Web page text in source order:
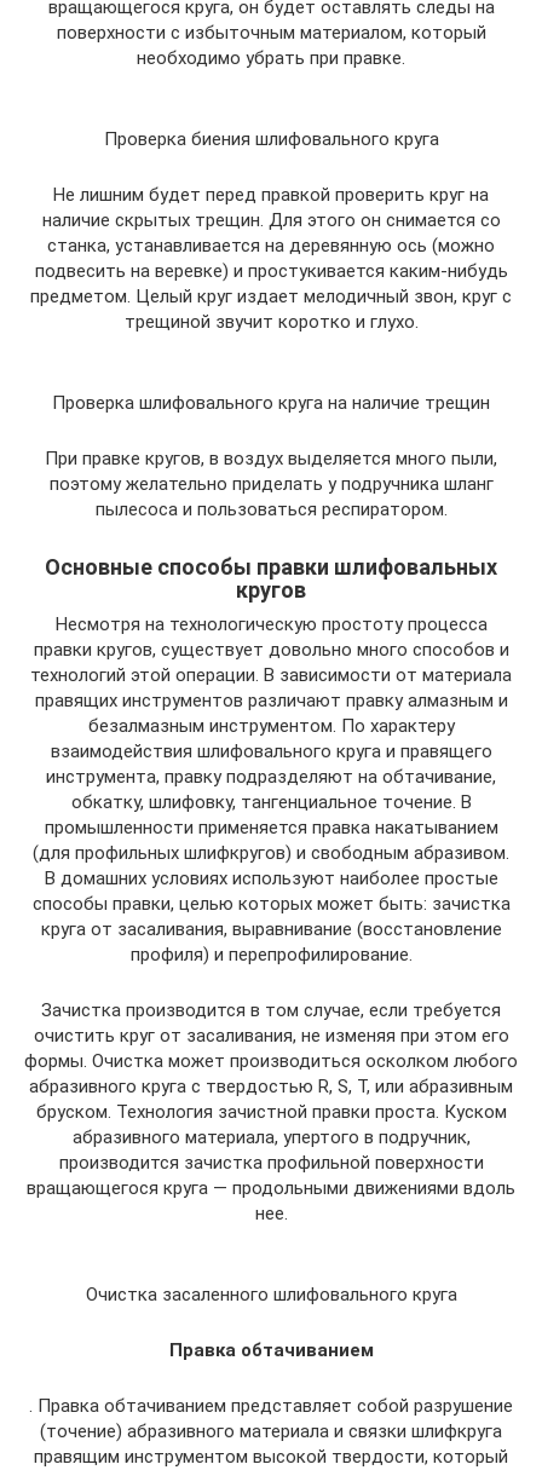
вращающегося круга, он будет оставлять следы на
поверхности с избыточным материалом, который
необходимо убрать при правке.
Проверка биения шлифовального круга
Не лишним будет перед правкой проверить круг на
наличие скрытых трещин. Для этого он снимается со
станка, устанавливается на деревянную ось (можно
подвесить на веревке) и простукивается каким-нибудь
предметом. Целый круг издает мелодичный звон, круг с
трещиной звучит коротко и глухо.
Проверка шлифовального круга на наличие трещин
При правке кругов, в воздух выделяется много пыли,
поэтому желательно приделать у подручника шланг
пылесоса и пользоваться респиратором.
Основные способы правки шлифовальных
кругов
Несмотря на технологическую простоту процесса
правки кругов, существует довольно много способов и
технологий этой операции. В зависимости от материала
правящих инструментов различают правку алмазным и
безалмазным инструментом. По характеру
взаимодействия шлифовального круга и правящего
инструмента, правку подразделяют на обтачивание,
обкатку, шлифовку, тангенциальное точение. В
промышленности применяется правка накатыванием
(для профильных шлифкругов) и свободным абразивом.
В домашних условиях используют наиболее простые
способы правки, целью которых может быть: зачистка
круга от засаливания, выравнивание (восстановление
профиля) и перепрофилирование.
Зачистка производится в том случае, если требуется
очистить круг от засаливания, не изменяя при этом его
формы. Очистка может производиться осколком любого
абразивного круга с твердостью R, S, T, или абразивным
бруском. Технология зачистной правки проста. Куском
абразивного материала, упертого в подручник,
производится зачистка профильной поверхности
вращающегося круга — продольными движениями вдоль
нее.
Очистка засаленного шлифовального круга
Правка обтачиванием
. Правка обтачиванием представляет собой разрушение
(точение) абразивного материала и связки шлифкруга
правящим инструментом высокой твердости, который